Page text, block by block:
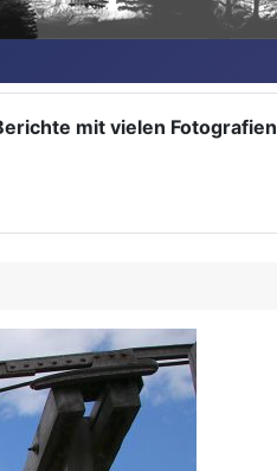
mit vielen Fotografien